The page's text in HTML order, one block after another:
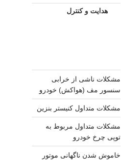
هدایت و کنترل
مشکلات ناشی از خرابی
سنسور مف (هواکش) خودرو
مشکلات متداول کنیستر بنزین
مشکلات متداول مربوط به
توپی چرخ خودرو
خاموش شدن ناگهانی موتور